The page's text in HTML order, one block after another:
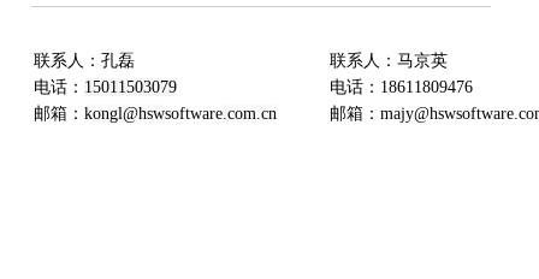
联系人：孔磊
电话： 15011503079
邮箱：kongl@hswsoftware.com.cn
联系人：马京英
电话： 18611809476
邮箱：majy@hswsoftware